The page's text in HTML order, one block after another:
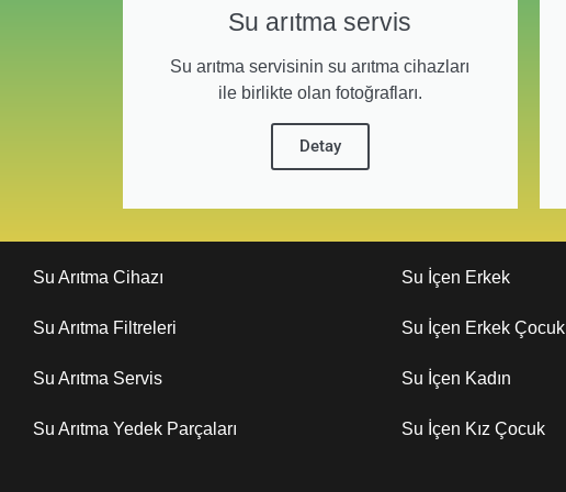
Su arıtma servis
Su arıtma servisinin su arıtma cihazları
ile birlikte olan fotoğrafları.
Detay
Su Arıtma Cihazı
Su Arıtma Filtreleri
Su Arıtma Servis
Su Arıtma Yedek Parçaları
Su İçen Erkek
Su İçen Erkek Çocuk
Su İçen Kadın
Su İçen Kız Çocuk